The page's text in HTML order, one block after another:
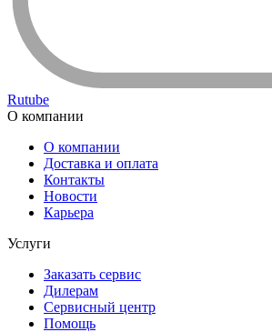
Rutube
О компании
О компании
Доставка и оплата
Контакты
Новости
Карьера
Услуги
Заказать сервис
Дилерам
Сервисный центр
Помощь